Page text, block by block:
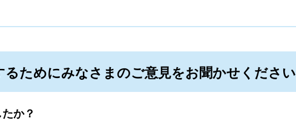
ためにみなさまのご意見をお聞かせください
か？